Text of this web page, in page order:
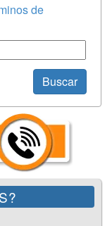
de
Buscar